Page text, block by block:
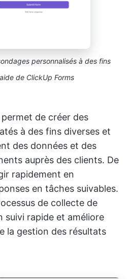
personnalisés à des fins
de ClickUp Forms
de créer des
à des fins diverses et
des données et des
auprès des clients. De
rapidement en
en tâches suivables.
de collecte de
suivi rapide et améliore
la gestion des résultats